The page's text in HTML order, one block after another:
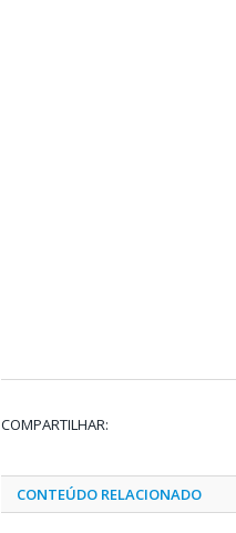
COMPARTILHAR:
CONTEÚDO RELACIONADO